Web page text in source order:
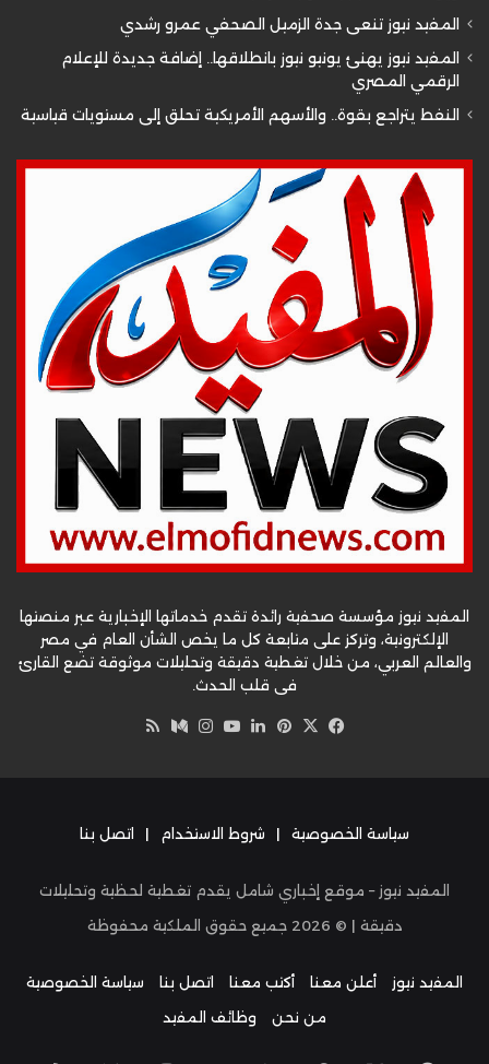
المفيد نيوز تنعى جدة الزميل الصحفي عمرو رشدي
المفيد نيوز يهنئ يونيو نيوز بانطلاقها.. إضافة جديدة للإعلام
الرقمي المصري
النفط يتراجع بقوة.. والأسهم الأمريكية تحلق إلى مستويات قياسية
المفيد نيوز مؤسسة صحفية رائدة تقدم خدماتها الإخبارية عبر منصتها
الإلكترونية، وتركز على متابعة كل ما يخص الشأن العام في مصر
والعالم العربي، من خلال تغطية دقيقة وتحليلات موثوقة تضع القارئ
في قلب الحدث.
فيسبوك
‫X بينتيريست
لينكدإن‫YouTube
انستقرام
وسط
سياسة الخصوصية | شروط الاستخدام | اتصل بنا
المفيد نيوز – موقع إخباري شامل يقدم تغطية لحظية وتحليلات
دقيقة | © 2026 جميع حقوق الملكية محفوظة
المفيد نيوز أعلن معنا أكتب معنا اتصل بنا
سياسة الخصوصية
من نحن
وظائف المفيد